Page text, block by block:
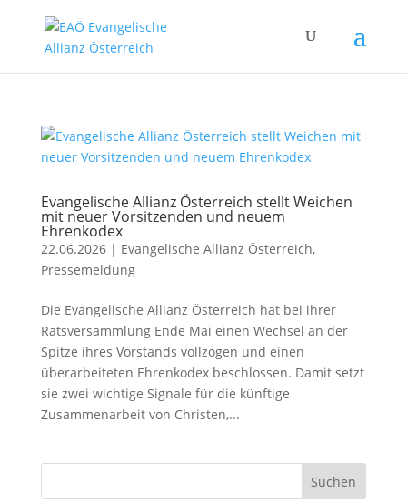
Evangelische Allianz Österreich stellt Weichen
mit neuer Vorsitzenden und neuem
Ehrenkodex
22.06.2026| Evangelische Allianz Österreich,
Pressemeldung
Die Evangelische Allianz Österreich hat bei ihrer
Ratsversammlung Ende Mai einen Wechsel an der
Spitze ihres Vorstands vollzogen und einen
überarbeiteten Ehrenkodex beschlossen. Damit setzt
sie zwei wichtige Signale für die künftige
Zusammenarbeit von Christen,...
Suchen